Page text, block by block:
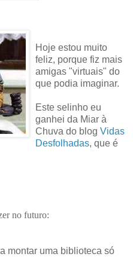
Hoje estou muito
feliz, porque fiz mais
amigas "virtuais" do
que podia imaginar.
Este selinho eu
ganhei da Miar à
Chuva do blog Vidas
Desfolhadas, que é
no futuro:
montar uma biblioteca só